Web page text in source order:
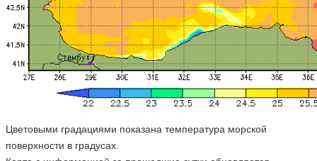
Цветовыми градациями показана температура морской
поверхности в градусах.